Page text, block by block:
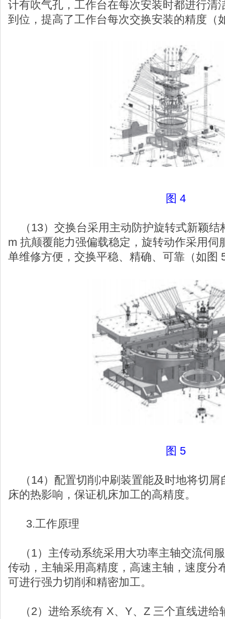
计有吹气孔，工作台在每次安装时都进行清
到位，提高了工作台每次交换安装的精度（
图 4
（13）交换台采用主动防护旋转式新颖结
m 抗颠覆能力强偏载稳定，旋转动作采用伺
单维修方便，交换平稳、精确、可靠（如图
图 5
（14）配置切削冲刷装置能及时地将切屑
床的热影响，保证机床加工的高精度。
3.工作原理
（1）主传动系统采用大功率主轴交流伺
传动，主轴采用高精度，高速主轴，速度分
可进行强力切削和精密加工。
（2）进给系统有 X、Y、Z 三个直线进给